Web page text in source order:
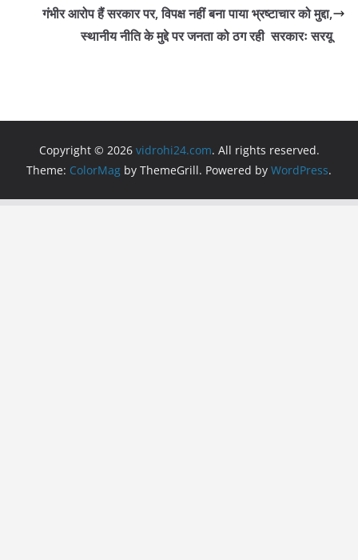
k
गंभीर आरोप हैं सरकार पर, विपक्ष नहीं बना पाया भ्रष्टाचार को मुद्दा,
स्थानीय नीति के मुद्दे पर जनता को ठग रही सरकारः सरयू
Copyright © 2026 vidrohi24.com. All rights reserved.
Theme: ColorMag by ThemeGrill. Powered by WordPress.